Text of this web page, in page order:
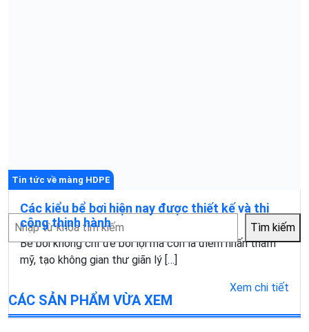
Tin tức về màng HDPE
Các kiểu bể bơi hiện nay được thiết kế và thi
công thịnh hành
Bể bơi không chỉ để bơi lội mà còn là điểm nhấn thẩm
mỹ, tạo không gian thư giãn lý […]
Xem chi tiết
Tìm
Tìm kiếm
CÁC SẢN PHẨM VỪA XEM